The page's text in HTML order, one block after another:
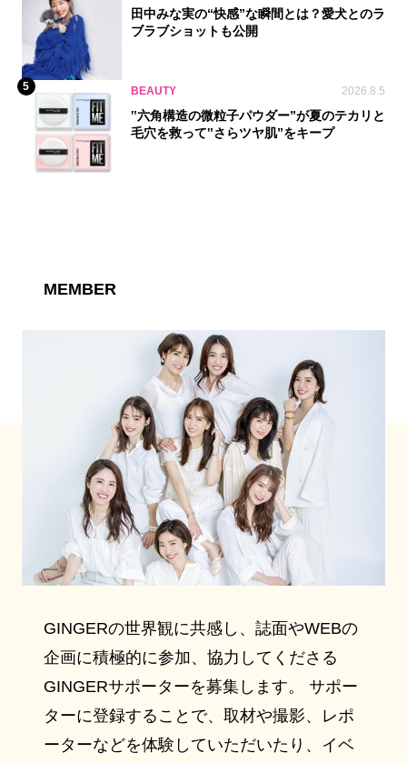
田中みな実の“快感”な瞬間とは？愛犬とのラ
ブラブショットも公開
5 BEAUTY 2026.8.5
‟六角構造の微粒子パウダー”が夏のテカリと
毛穴を救って‟さらツヤ肌”をキープ
MEMBER
GINGERの世界観に共感し、誌面やWEBの
企画に積極的に参加、協力してくださる
GINGERサポーターを募集します。 サポー
ターに登録することで、取材や撮影、レポ
ーターなどを体験していただいたり、イベ